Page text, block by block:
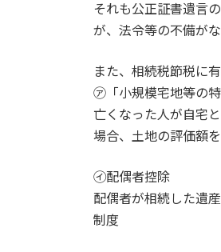
それも公正証書遺言
が、法令等の不備が
また、相続税節税に
㋐「小規模宅地等の特
亡くなった人が自宅
場合、土地の評価額
㋑配偶者控除
配偶者が相続した遺
制度